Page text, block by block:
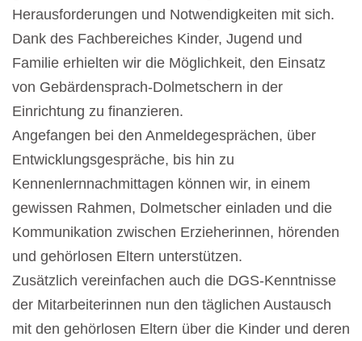
Herausforderungen und Notwendigkeiten mit sich.
Dank des Fachbereiches Kinder, Jugend und
Familie erhielten wir die Möglichkeit, den Einsatz
von Gebärdensprach-Dolmetschern in der
Einrichtung zu finanzieren.
Angefangen bei den Anmeldegesprächen, über
Entwicklungsgespräche, bis hin zu
Kennenlernnachmittagen können wir, in einem
gewissen Rahmen, Dolmetscher einladen und die
Kommunikation zwischen Erzieherinnen, hörenden
und gehörlosen Eltern unterstützen.
Zusätzlich vereinfachen auch die DGS-Kenntnisse
der Mitarbeiterinnen nun den täglichen Austausch
mit den gehörlosen Eltern über die Kinder und deren